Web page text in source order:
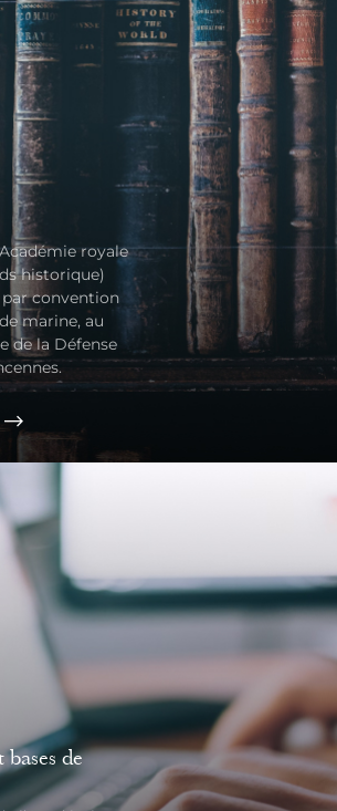
royale
historique)
convention
marine, au
de la Défense
de